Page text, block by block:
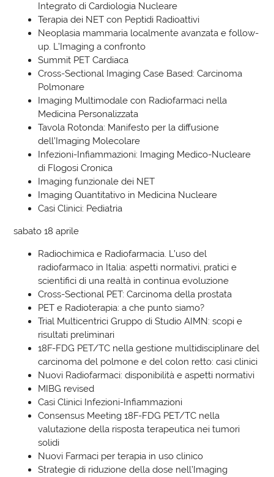
Integrato di Cardiologia Nucleare
Terapia dei NET con Peptidi Radioattivi
Neoplasia mammaria localmente avanzata e follow-
up. L’Imaging a confronto
Summit PET Cardiaca
Cross-Sectional Imaging Case Based: Carcinoma
Polmonare
Imaging Multimodale con Radiofarmaci nella
Medicina Personalizzata
Tavola Rotonda: Manifesto per la diffusione
dell’Imaging Molecolare
Infezioni-Infiammazioni: Imaging Medico-Nucleare
di Flogosi Cronica
Imaging funzionale dei NET
Imaging Quantitativo in Medicina Nucleare
Casi Clinici: Pediatria
sabato 18 aprile
Radiochimica e Radiofarmacia. L’uso del
radiofarmaco in Italia: aspetti normativi, pratici e
scientifici di una realtà in continua evoluzione
Cross-Sectional PET: Carcinoma della prostata
PET e Radioterapia: a che punto siamo?
Trial Multicentrici Gruppo di Studio AIMN: scopi e
risultati preliminari
18F-FDG PET/TC nella gestione multidisciplinare del
carcinoma del polmone e del colon retto: casi clinici
Nuovi Radiofarmaci: disponibilità e aspetti normativi
MIBG revised
Casi Clinici Infezioni-Infiammazioni
Consensus Meeting 18F-FDG PET/TC nella
valutazione della risposta terapeutica nei tumori
solidi
Nuovi Farmaci per terapia in uso clinico
Strategie di riduzione della dose nell’Imaging